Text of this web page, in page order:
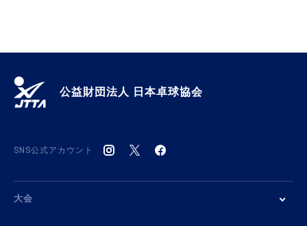
公益財団法人 日本卓球協会
SNS公式アカウント
大会